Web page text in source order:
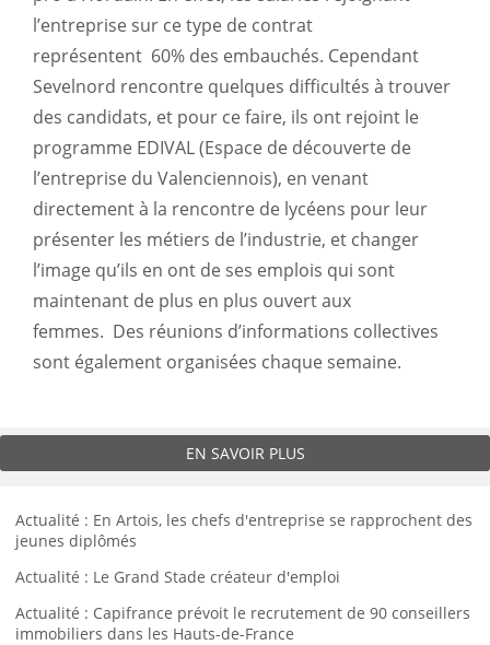
l’entreprise sur ce type de contrat
représentent 60% des embauchés. Cependant
Sevelnord rencontre quelques difficultés à trouver
des candidats, et pour ce faire, ils ont rejoint le
programme EDIVAL (Espace de découverte de
l’entreprise du Valenciennois), en venant
directement à la rencontre de lycéens pour leur
présenter les métiers de l’industrie, et changer
l’image qu’ils en ont de ses emplois qui sont
maintenant de plus en plus ouvert aux
femmes. Des réunions d’informations collectives
sont également organisées chaque semaine.
EN SAVOIR PLUS
Actualité : En Artois, les chefs d'entreprise se rapprochent des
jeunes diplômés
Actualité : Le Grand Stade créateur d'emploi
Actualité : Capifrance prévoit le recrutement de 90 conseillers
immobiliers dans les Hauts-de-France